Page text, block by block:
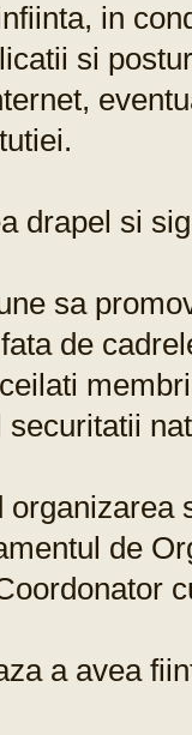
in
si
drapel si
sa
de
de
a avea